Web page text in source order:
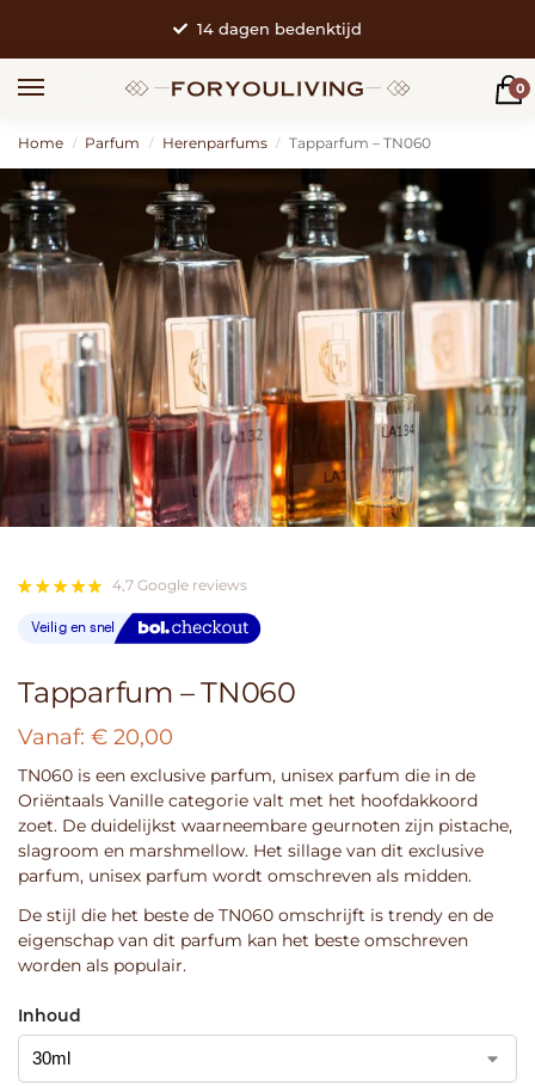
14 dagen bedenktijd
0
Home / Parfum / Herenparfums / Tapparfum – TN060
4,7 Google reviews
Tapparfum – TN060
Vanaf: € 20,00
TN060 is een exclusive parfum, unisex parfum die in de
Oriëntaals Vanille categorie valt met het hoofdakkoord
zoet. De duidelijkst waarneembare geurnoten zijn pistache,
slagroom en marshmellow. Het sillage van dit exclusive
parfum, unisex parfum wordt omschreven als midden.
De stijl die het beste de TN060 omschrijft is trendy en de
eigenschap van dit parfum kan het beste omschreven
worden als populair.
Inhoud